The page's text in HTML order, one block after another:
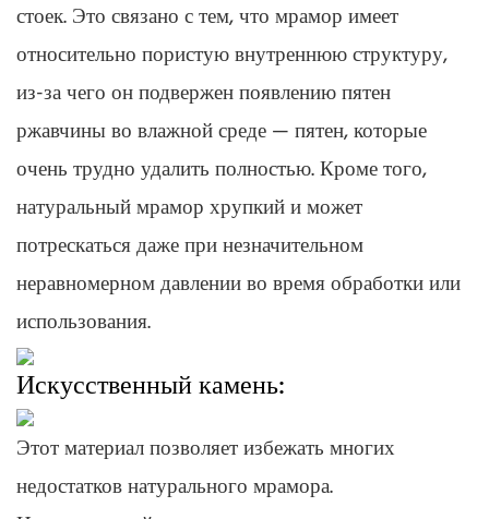
стоек. Это связано с тем, что мрамор имеет
относительно пористую внутреннюю структуру,
из-за чего он подвержен появлению пятен
ржавчины во влажной среде — пятен, которые
очень трудно удалить полностью. Кроме того,
натуральный мрамор хрупкий и может
потрескаться даже при незначительном
неравномерном давлении во время обработки или
использования.
Искусственный камень:
Этот материал позволяет избежать многих
недостатков натурального мрамора.